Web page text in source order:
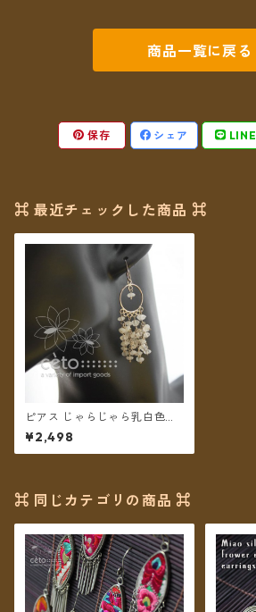
商品一覧に戻る
保存 シェア LINE
⌘ 最近チェックした商品 ⌘
ピアス じゃらじゃら乳白色ス
トーン 【メール便送料無料】
¥2,498
⌘ 同じカテゴリの商品 ⌘